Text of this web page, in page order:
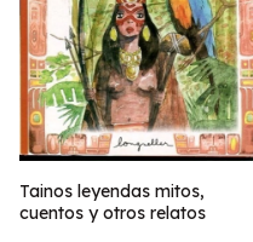
Tainos leyendas mitos,
cuentos y otros relatos